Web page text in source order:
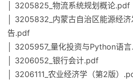
│ 3205825_物流系统规划概论.pdf
│ 3205832_内蒙古自治区能源经
告.pdf
│ 3205957_量化投资与Python语
│ 3206052_银行会计.pdf
│ 3206111_农业经济学（第2版）